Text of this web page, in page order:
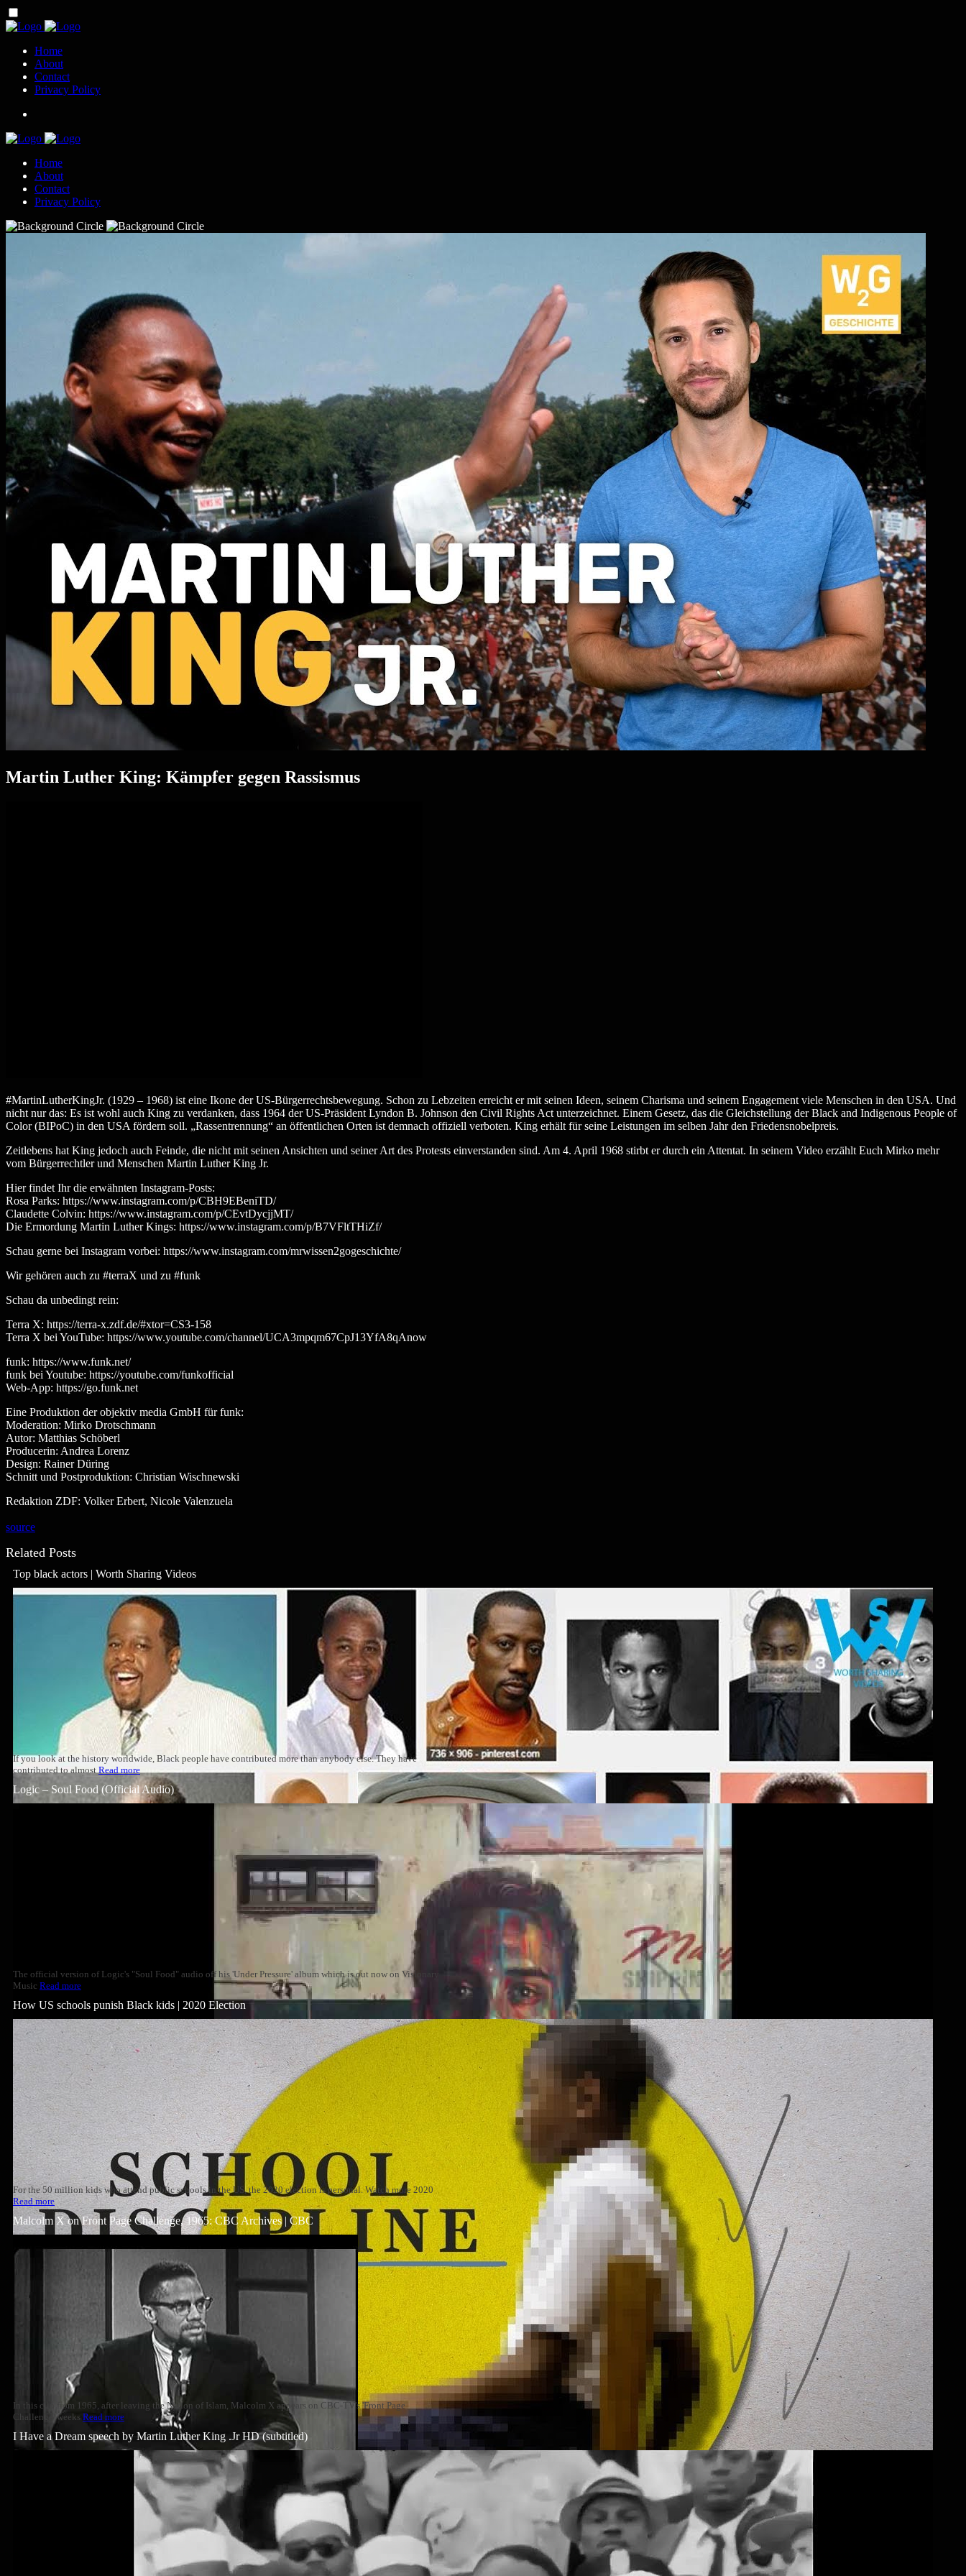
Home
About
Contact
Privacy Policy
Home
About
Contact
Privacy Policy
Martin Luther King: Kämpfer gegen Rassismus
#MartinLutherKingJr. (1929 – 1968) ist eine Ikone der US-Bürgerrechtsbewegung. Schon zu Lebzeiten erreicht er mit seinen Ideen, seinem Charisma und seinem Engagement viele Menschen in den USA. Und
nicht nur das: Es ist wohl auch King zu verdanken, dass 1964 der US-Präsident Lyndon B. Johnson den Civil Rights Act unterzeichnet. Einem Gesetz, das die Gleichstellung der Black and Indigenous People of
Color (BIPoC) in den USA fördern soll. „Rassentrennung“ an öffentlichen Orten ist demnach offiziell verboten. King erhält für seine Leistungen im selben Jahr den Friedensnobelpreis.
Zeitlebens hat King jedoch auch Feinde, die nicht mit seinen Ansichten und seiner Art des Protests einverstanden sind. Am 4. April 1968 stirbt er durch ein Attentat. In seinem Video erzählt Euch Mirko mehr
vom Bürgerrechtler und Menschen Martin Luther King Jr.
Hier findet Ihr die erwähnten Instagram-Posts:
Rosa Parks: https://www.instagram.com/p/CBH9EBeniTD/
Claudette Colvin: https://www.instagram.com/p/CEvtDycjjMT/
Die Ermordung Martin Luther Kings: https://www.instagram.com/p/B7VFltTHiZf/
Schau gerne bei Instagram vorbei: https://www.instagram.com/mrwissen2gogeschichte/
Wir gehören auch zu #terraX und zu #funk
Schau da unbedingt rein:
Terra X: https://terra-x.zdf.de/#xtor=CS3-158
Terra X bei YouTube: https://www.youtube.com/channel/UCA3mpqm67CpJ13YfA8qAnow
funk: https://www.funk.net/
funk bei Youtube: https://youtube.com/funkofficial
Web-App: https://go.funk.net
Eine Produktion der objektiv media GmbH für funk:
Moderation: Mirko Drotschmann
Autor: Matthias Schöberl
Producerin: Andrea Lorenz
Design: Rainer Düring
Schnitt und Postproduktion: Christian Wischnewski
Redaktion ZDF: Volker Erbert, Nicole Valenzuela
source
Related Posts
Top black actors | Worth Sharing Videos
If you look at the history worldwide, Black people have contributed more than anybody else. They have
contributed to almost Read more
Logic – Soul Food (Official Audio)
The official version of Logic's "Soul Food" audio off his 'Under Pressure' album which is out now on Visionary
Music Read more
How US schools punish Black kids | 2020 Election
For the 50 million kids who attend public schools in the US, the 2020 election is personal. Watch more 2020
Read more
Malcolm X on Front Page Challenge, 1965: CBC Archives | CBC
In this clip from 1965, after leaving the Nation of Islam, Malcolm X appears on CBC-TV's 'Front Page
Challenge' weeks Read more
I Have a Dream speech by Martin Luther King .Jr HD (subtitled)